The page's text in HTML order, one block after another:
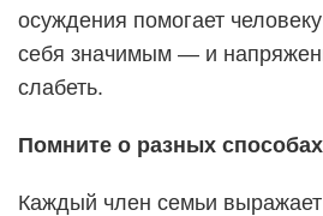
осуждения помогает
себя значимым — и
слабеть.
Помните о разных
Каждый член семьи